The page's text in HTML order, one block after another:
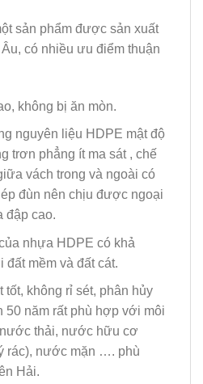
sản phẩm được sản xuất
có nhiều ưu điểm thuận
không bị ăn mòn.
nguyên liệu HDPE mật độ
trơn phẳng ít ma sát , chế
vách trong và ngoài có
đùn nên chịu được ngoại
đập cao.
nhựa HDPE có khả
mềm và đất cát.
không rỉ sét, phân hủy
50 năm rất phù hợp với môi
thải, nước hữu cơ
rác), nước mặn …. phù
Hải.